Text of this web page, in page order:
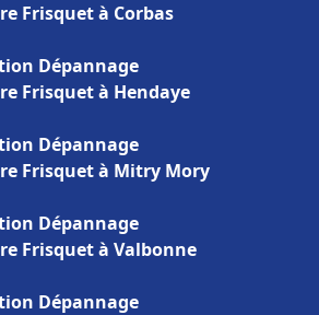
Frisquet à Corbas
Dépannage
Frisquet à Hendaye
Dépannage
Frisquet à Mitry Mory
Dépannage
Frisquet à Valbonne
Dépannage